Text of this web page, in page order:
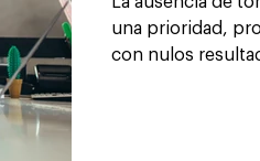
una prioridad,
con nulos